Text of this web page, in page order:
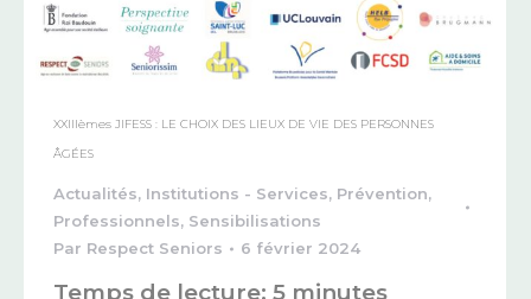
XXIIIèmes JIFESS : LE CHOIX DES LIEUX DE VIE DES PERSONNES
ÂGÉES
Actualités, Institutions - Services, Prévention,
Professionnels, Sensibilisations
Par Respect Seniors 6 février 2024
Temps de lecture: 5 minutes